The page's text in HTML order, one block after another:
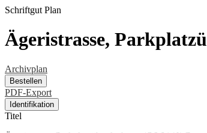
Schriftgut Plan
Ägeristrasse,
Archivplan
Bestellen
PDF-Export
Identifikation
Titel